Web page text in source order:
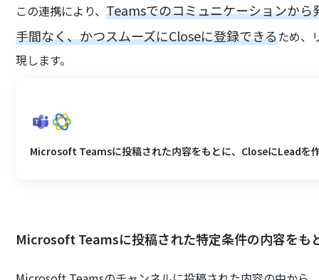
この連携により、Teamsでのコミュニケーションか
手間なく、かつスムーズにCloseに登録できるため、
現します。
Microsoft Teamsに投稿された内容をもとに、CloseにLeadを
Microsoft Teamsに投稿された特定条件の内容をも